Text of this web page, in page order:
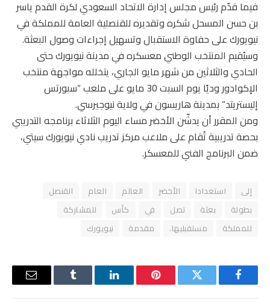
فيما قدّم رئيس مجلس إدارة الاتحاد السعودي لكرة القدم ياسر
بن حسن المسحل شكره وتقديره للقنصلية العامة للمملكة في
نيويورك على حفاوة الاستقبال وتسهيل إجراءات وصول البعثة.
وسيُقيم المنتخب الوطني معسكره في مدينة نيويورك حتى
الحادي والثلاثين من شهر مايو الجاري، يتخلله مواجهة منتخب
الإكوادور وديًا يوم السبت 30 مايو على ملعب “سبورتس
إليستريتد” بمدينة هاريسون في ولاية نيوجيرسي.
ومن المقرر أن يدشّن الأخضر مساء اليوم الثلاثاء برنامجه التدريبي
بحصة تدريبية تُقام على ملاعب مركز تدريب نادي نيويورك سيتي،
ضمن البرنامج الفني للمعسكر.
إلى استعدادا الأخضر العالم العام
القنصل
بطولة
بعثة تصل في كأس
للمشاركة
للمملكة
مستقبليها. مقدمة نيويورك
فيسبوك تويتر بينتيريستلينكدإن Tumblr
البريد